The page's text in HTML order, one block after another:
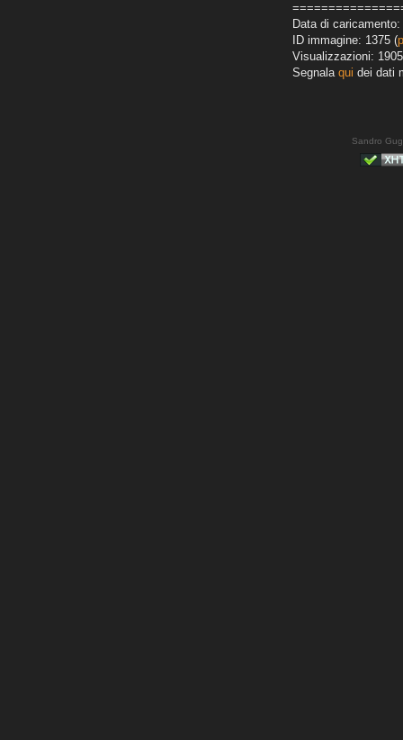
Data di caricamento:
ID immagine: 1375 (
Visualizzazioni: 1905
Segnala qui dei dati
Sandro